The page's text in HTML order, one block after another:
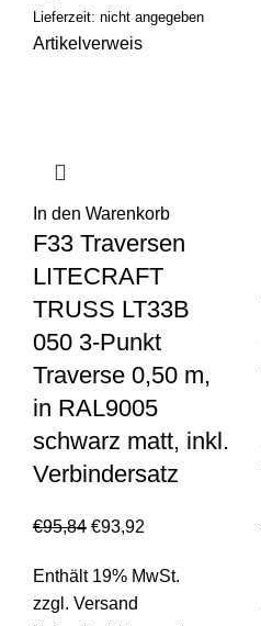
Lieferzeit: nicht angegeben
Artikelverweis
In den Warenkorb
F33 Traversen
LITECRAFT
TRUSS LT33B
050 3-Punkt
Traverse 0,50 m,
in RAL9005
schwarz matt, inkl.
Verbindersatz
€95,84 €93,92
Enthält 19% MwSt.
zzgl. Versand